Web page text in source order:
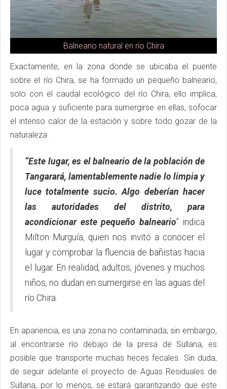
Balneario natural en río Chira
Exactamente, en la zona donde se ubicaba el puente
sobre el río Chira, se ha formado un pequeño balneario,
solo con el caudal ecológico del río Chira, ello implica,
poca agua y suficiente para sumergirse en ellas, sofocar
el intenso calor de la estación y sobre todo gozar de la
naturaleza.
“Este lugar, es el balneario de la población de
Tangarará, lamentablemente nadie lo limpia y
luce totalmente sucio. Algo deberían hacer
las autoridades del distrito, para
acondicionar este pequeño balneario” indica
Milton Murguía, quien nos invitó a conocer el
lugar y comprobar la fluencia de bañistas hacia
el lugar. En realidad, adultos, jóvenes y muchos
niños, no dudan en sumergirse en las aguas del
río Chira.
En apariencia, es una zona no contaminada; sin embargo,
al encontrarse río debajo de la presa de Sullana, es
posible que transporte muchas heces fecales. Sin duda,
de seguir adelante el proyecto de Aguas Residuales de
Sullana, por lo menos, se estará garantizando que este